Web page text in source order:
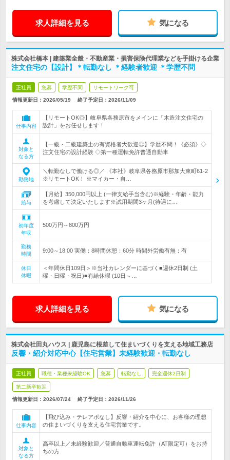
求人詳細を見る 気になる
株式会社橋本 | 建築業全般・不動産業・損害保険代理業などを手掛ける企業
注文住宅の【設計】＊転勤なし ＊経験者歓迎 ＊学歴不問
正社員 急募 学歴不問 リモートワーク可
情報更新日：2026/05/19 終了予定日： 2026/11/09
仕事内容
【リモートOK◎】岐阜県各務原市をメインに「木造注文住宅の
設計」をお任せします！
対象と
なる方
【一級・二級建築士の有資格者大歓迎◎】学歴不問！《必須》◇
注文住宅の設計経験 ◇第一種運転免許普通自動車
勤務地
＼転勤なしで働ける◎／ 《本社》岐阜県各務原市那加大東町61-2
※リモートOK！ ※マイカー・自…
給与
【月給】350,000円以上 (一律支給手当含む)※経験・年齢・能力
を考慮して決定いたします※試用期間3ヶ月(待遇に…
初年度
年収
500万円～800万円
勤務
時間
9:00～18:00 実働：8時間休憩：60分 時間外労働有無：有
休日
休暇
＜年間休日109日＞※当社カレンダーに基づく■週休2日制 (土
曜・日曜・祝日)■有給休暇 (10日～…
求人詳細を見る 気になる
株式会社田丸ハウス | 鹿児島に根差して住まいづくりを支える地域工務店
反響・紹介対応中心【住宅営業】未経験歓迎・転勤なし
正社員 職種・業種未経験OK 急募 転勤なし 完全週休2日制
第二新卒歓迎
情報更新日：2026/07/24 終了予定日： 2026/11/26
仕事内容
【飛び込み・テレアポなし】反響・紹介を中心に、お客様の理想
の住まいづくりを支える住宅営業です。
対象と
なる方
高卒以上／未経験歓迎／普通自動車運転免許（AT限定可）をお持
ちの方